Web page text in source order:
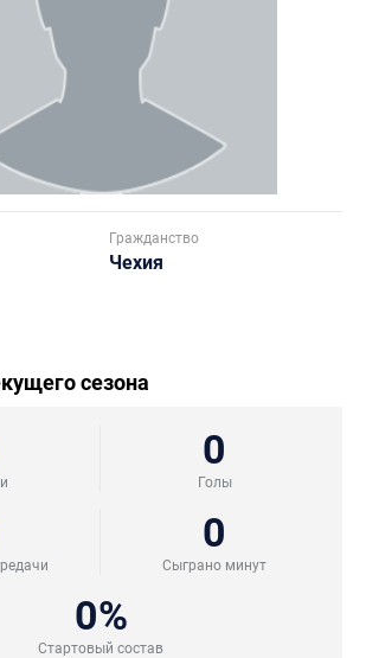
Гражданство
Чехия
сезона
0
Голы
0
Сыграно минут
0%
Стартовый состав